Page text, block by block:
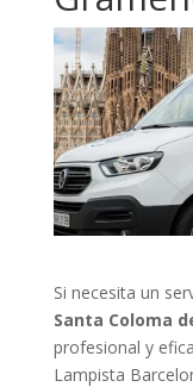
Si necesita un
Santa Coloma
profesional y
Lampista